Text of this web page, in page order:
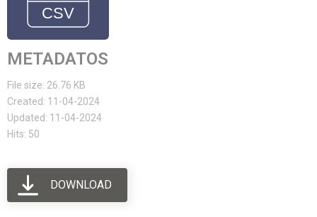
METADATOS
File size: 26.76 KB
Created: 11-04-2024
Updated: 11-04-2024
Hits: 50
DOWNLOAD